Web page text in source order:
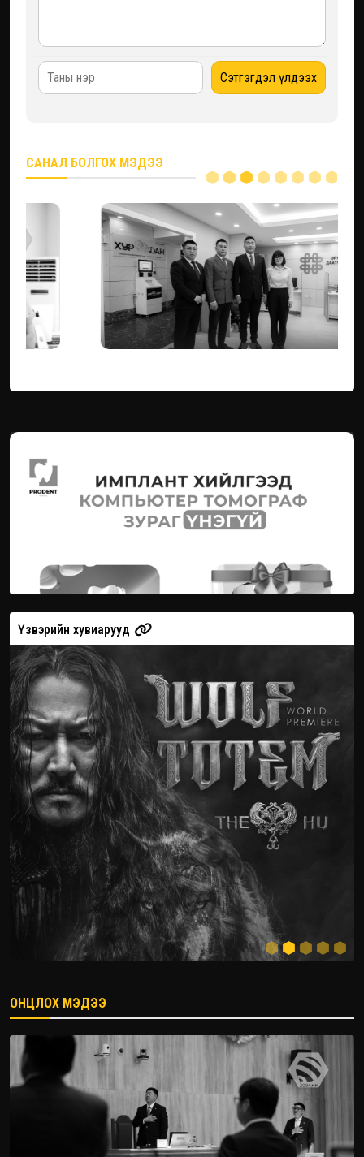
САНАЛ БОЛГОХ МЭДЭЭ
Үзвэрийн хувиарууд
2026.08.08
ОНЦЛОХ МЭДЭЭ